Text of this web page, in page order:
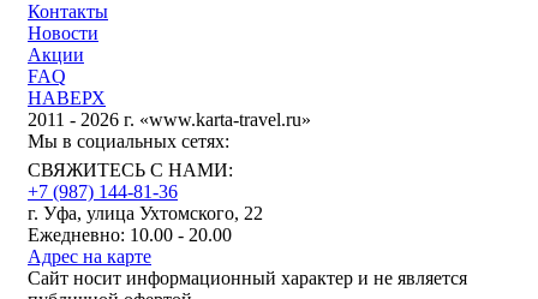
Контакты
Новости
Акции
FAQ
НАВЕРХ
2011 - 2026 г. «www.karta-travel.ru»
Мы в социальных сетях:
СВЯЖИТЕСЬ С НАМИ:
+7 (987) 144-81-36
г. Уфа, улица Ухтомского, 22
Ежедневно: 10.00 - 20.00
Адрес на карте
Сайт носит информационный характер и не является